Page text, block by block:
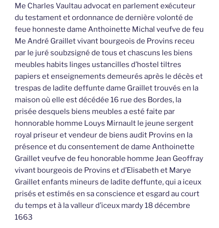
Me Charles Vaultau advocat en parlement exécuteur
du testament et ordonnance de dernière volonté de
feue honneste dame Anthoinette Michal veufve de feu
Me André Graillet vivant bourgeois de Provins receu
par le juré soubzsigné de tous et chascuns les biens
meubles habits linges ustancilles d’hostel tiltres
papiers et enseignements demeurés après le décès et
trespas de ladite deffunte dame Graillet trouvés en la
maison où elle est décédée 16 rue des Bordes, la
prisée desquels biens meubles a esté faite par
honnorable homme Louys Mirnault le jeune sergent
royal priseur et vendeur de biens audit Provins en la
présence et du consentement de dame Anthoinette
Graillet veufve de feu honorable homme Jean Geoffray
vivant bourgeois de Provins et d’Elisabeth et Marye
Graillet enfants mineurs de ladite deffunte, qui a iceux
prisés et estimés en sa conscience et esgard au court
du temps et à la valleur d’iceux mardy 18 décembre
1663